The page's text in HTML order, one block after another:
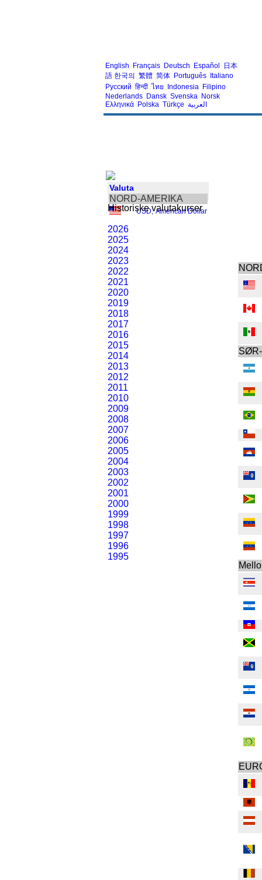
English Français Deutsch Español
日本
語 한국의 繁體 简体 Português Italiano
Русский हिन्दी ไทย Indonesia Filipino
Nederlands Dansk Svenska Norsk
Ελληνικά Polska Türkçe العربية
Valuta
NORD-AMERIKA
USD, American Dollar
Historiske valutakurser
2026
2025
2024
2023
2022
2021
2020
2019
2018
2017
2016
2015
2014
2013
2012
2011
2010
2009
2008
2007
2006
2005
2004
2003
2002
2001
2000
1999
1998
1997
1996
1995